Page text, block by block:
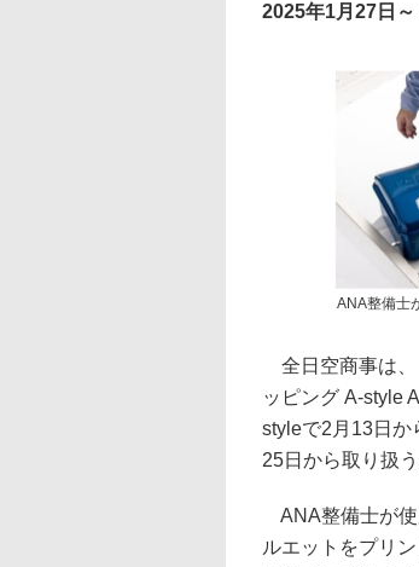
2025年1月27日
ANA整備士
全日空商事は、
ッピング A-style
styleで2月13日か
25日から取り扱う
ANA整備士が使
ルエットをプリ